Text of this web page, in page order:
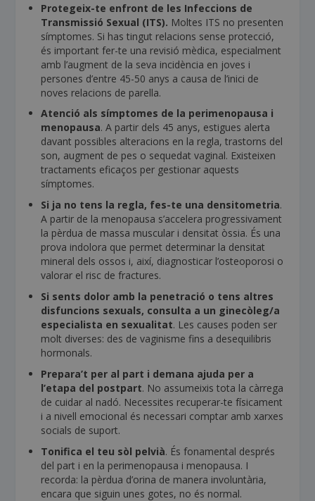
Protegeix-te enfront de les Infeccions de
Transmissió Sexual (ITS). Moltes ITS no presenten
símptomes. Si has tingut relacions sense protecció,
és important fer-te una revisió mèdica, especialment
amb l’augment de la seva incidència en joves i
persones d’entre 45-50 anys a causa de l’inici de
noves relacions de parella.
Atenció als símptomes de la perimenopausa i
menopausa. A partir dels 45 anys, estigues alerta
davant possibles alteracions en la regla, trastorns del
son, augment de pes o sequedat vaginal. Existeixen
tractaments eficaços per gestionar aquests
símptomes.
Si ja no tens la regla, fes-te una densitometria.
A partir de la menopausa s’accelera progressivament
la pèrdua de massa muscular i densitat òssia. És una
prova indolora que permet determinar la densitat
mineral dels ossos i, així, diagnosticar l’osteoporosi o
valorar el risc de fractures.
Si sents dolor amb la penetració o tens altres
disfuncions sexuals, consulta a un ginecòleg/a
especialista en sexualitat. Les causes poden ser
molt diverses: des de vaginisme fins a desequilibris
hormonals.
Prepara’t per al part i demana ajuda per a
l’etapa del postpart. No assumeixis tota la càrrega
de cuidar al nadó. Necessites recuperar-te físicament
i a nivell emocional és necessari comptar amb xarxes
socials de suport.
Tonifica el teu sòl pelvià. És fonamental després
del part i en la perimenopausa i menopausa. I
recorda: la pèrdua d’orina de manera involuntària,
encara que siguin unes gotes, no és normal.